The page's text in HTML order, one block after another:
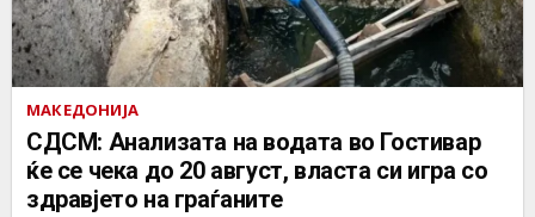
МАКЕДОНИЈА
СДСМ: Анализата на водата во Гостивар
ќе се чека до 20 август, власта си игра со
здравјето на граѓаните